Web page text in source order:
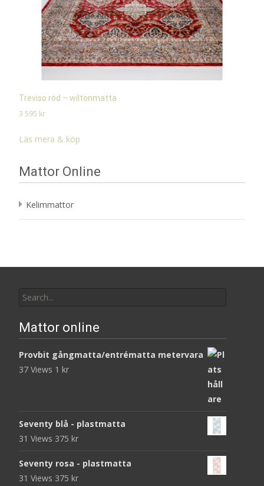
Treviso röd – wiltonmatta
3 595 kr
Läs mera & köp
Mattor Online
Kelimmattor
for:
Mattor online
Provbit gångmatta/entrématta metervara
37 Views 1 kr
Seventy blå - plastmatta
31 Views 375 kr
Seventy rosa - plastmatta
31 Views 375 kr